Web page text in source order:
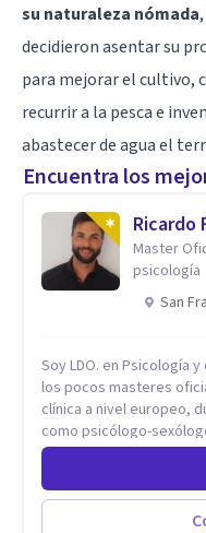
su naturaleza nómada
decidieron asentar su
para mejorar el cultivo,
recurrir a la pesca e
abastecer de agua el
Encuentra los
Ricardo
Master
psicología
San
Soy LDO. en Psicología
los pocos masteres
clínica a nivel europeo,
como psicólogo-
sexual desde una
SOCIAL ya que aunque
psicológicas, si no se
la terapia puede no